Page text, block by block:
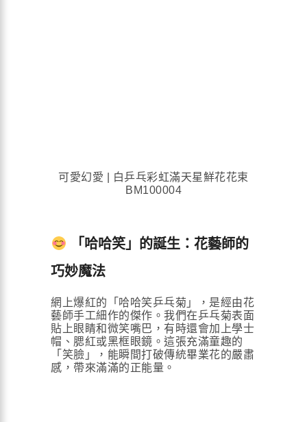
可愛幻愛 | 白乒乓彩虹滿天星鮮花花束
BM100004
「哈哈笑」的誕生：花藝師的
巧妙魔法
網上爆紅的「哈哈笑乒乓菊」，是經由花
藝師手工細作的傑作。我們在乒乓菊表面
貼上眼睛和微笑嘴巴，有時還會加上學士
帽、腮紅或黑框眼鏡。這張充滿童趣的
「笑臉」，能瞬間打破傳統畢業花的嚴肅
感，帶來滿滿的正能量。